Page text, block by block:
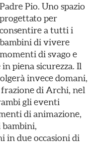
Padre Pio. Uno spazio
progettato per
consentire a tutti i
bambini di vivere
momenti di svago e
piena sicurezza. Il
invece domani,
frazione di Archi, nel
gli eventi
di animazione,
bambini,
in due occasioni di